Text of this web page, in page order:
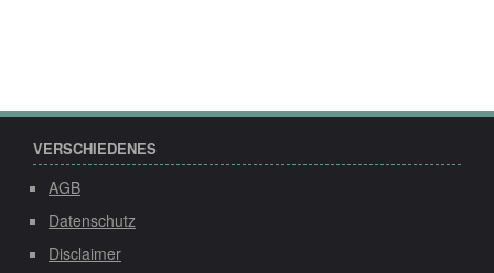
VERSCHIEDENES
AGB
Datenschutz
Disclaimer